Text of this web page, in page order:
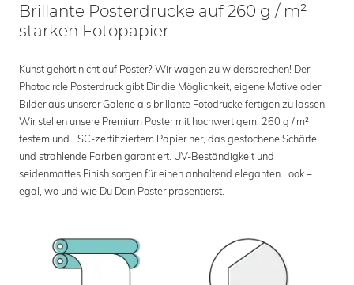
Brillante Posterdrucke auf 260 g / m²
starken Fotopapier
Kunst gehört nicht auf Poster? Wir wagen zu widersprechen! Der
Photocircle Posterdruck gibt Dir die Möglichkeit, eigene Motive oder
Bilder aus unserer Galerie als brillante Fotodrucke fertigen zu lassen.
Wir stellen unsere Premium Poster mit hochwertigem, 260 g / m²
festem und FSC-zertifiziertem Papier her, das gestochene Schärfe
und strahlende Farben garantiert. UV-Beständigkeit und
seidenmattes Finish sorgen für einen anhaltend eleganten Look –
egal, wo und wie Du Dein Poster präsentierst.